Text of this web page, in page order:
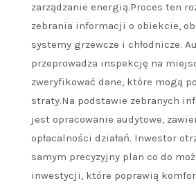
zarządzanie energią.Proces ten
zebrania informacji o obiekcie,
systemy grzewcze i chłodnicze.
przeprowadza inspekcję na
zweryfikować dane, które mogą
straty.Na podstawie zebranych
jest opracowanie audytowe,
opłacalności działań. Inwestor
samym precyzyjny plan co do
inwestycji, które poprawią